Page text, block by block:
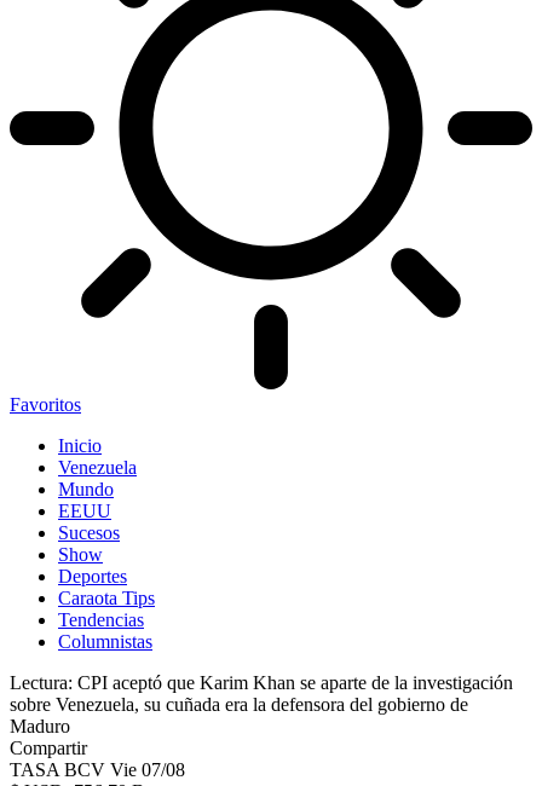
Favoritos
Inicio
Venezuela
Mundo
EEUU
Sucesos
Show
Deportes
Caraota Tips
Tendencias
Columnistas
Lectura: CPI aceptó que Karim Khan se aparte de la investigación
sobre Venezuela, su cuñada era la defensora del gobierno de
Maduro
Compartir
TASA BCV Vie 07/08